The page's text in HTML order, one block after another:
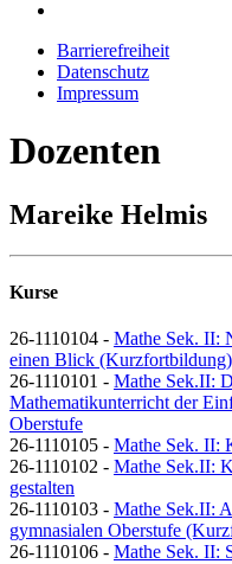
Barrierefreiheit
Datenschutz
Impressum
Dozenten
Mareike Helmis
Kurse
26-1110104 - Mathe Sek. II:
einen Blick (Kurzfortbildung)
26-1110101 - Mathe Sek.II:
Mathematikunterricht der
Oberstufe
26-1110105 - Mathe Sek. II:
26-1110102 - Mathe Sek.II:
gestalten
26-1110103 - Mathe Sek.II:
gymnasialen Oberstufe
26-1110106 - Mathe Sek. II: